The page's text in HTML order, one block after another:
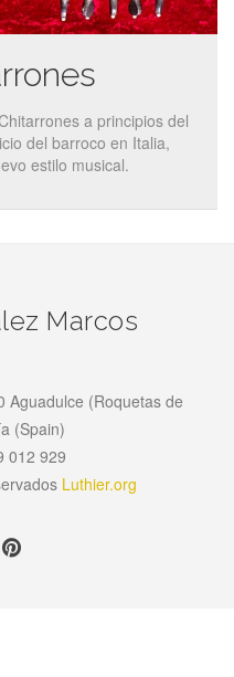
a principios del
del barroco en Italia,
estilo musical.
Marcos
Aguadulce (Roquetas de
(Spain)
012 929
Luthier.org